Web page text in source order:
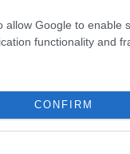
allow Google to enable
functionality and
CONFIRM
Pesti Vigadóban